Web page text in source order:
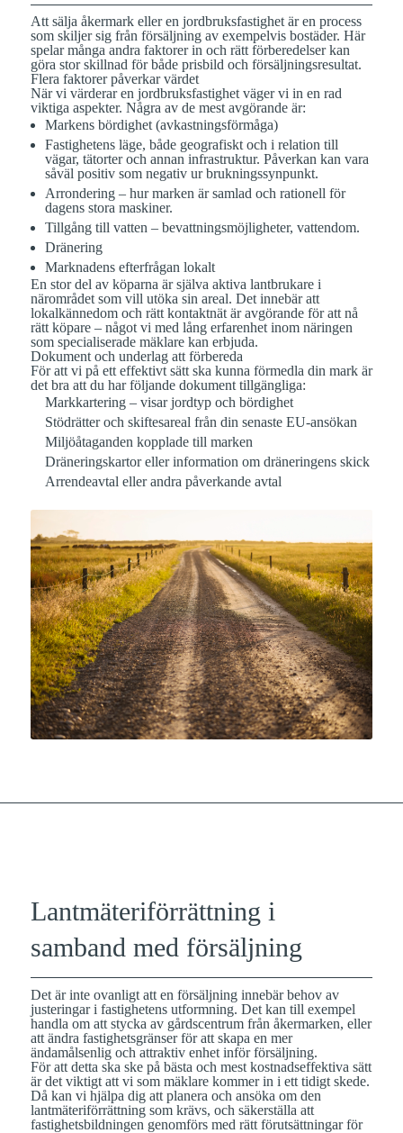
Att sälja åkermark eller en jordbruksfastighet är en process
som skiljer sig från försäljning av exempelvis bostäder. Här
spelar många andra faktorer in och rätt förberedelser kan
göra stor skillnad för både prisbild och försäljningsresultat.
Flera faktorer påverkar värdet
När vi värderar en jordbruksfastighet väger vi in en rad
viktiga aspekter. Några av de mest avgörande är:
Markens bördighet (avkastningsförmåga)
Fastighetens läge, både geografiskt och i relation till
vägar, tätorter och annan infrastruktur. Påverkan kan vara
såväl positiv som negativ ur brukningssynpunkt.
Arrondering– hur marken är samlad och rationell för
dagens stora maskiner.
Tillgång till vatten – bevattningsmöjligheter, vattendom.
Dränering
Marknadens efterfrågan lokalt
En stor del av köparna är själva aktiva lantbrukare i
närområdet som vill utöka sin areal. Det innebär att
lokalkännedom och rätt kontaktnät är avgörande för att nå
rätt köpare – något vi med lång erfarenhet inom näringen
som specialiserade mäklare kan erbjuda.
Dokument och underlag att förbereda
För att vi på ett effektivt sätt ska kunna förmedla din mark är
det bra att du har följande dokument tillgängliga:
Markkartering– visar jordtyp och bördighet
Stödrätter och skiftesarealfrån din senaste EU-ansökan
Miljöåtagandenkopplade till marken
Dräneringskartoreller information om dräneringens skick
Arrendeavtal eller andra påverkande avtal
Lantmäteriförrättning i
samband med försäljning
Det är inte ovanligt att en försäljning innebär behov av
justeringar i fastighetens utformning. Det kan till exempel
handla om att stycka av gårdscentrum från åkermarken, eller
att ändra fastighetsgränser för att skapa en mer
ändamålsenlig och attraktiv enhet inför försäljning.
För att detta ska ske på bästa och mest kostnadseffektiva sätt
är det viktigt att vi som mäklare kommer in i ett tidigt skede.
Då kan vi hjälpa dig att planera och ansöka om den
lantmäteriförrättning som krävs, och säkerställa att
fastighetsbildningen genomförs med rätt förutsättningar för